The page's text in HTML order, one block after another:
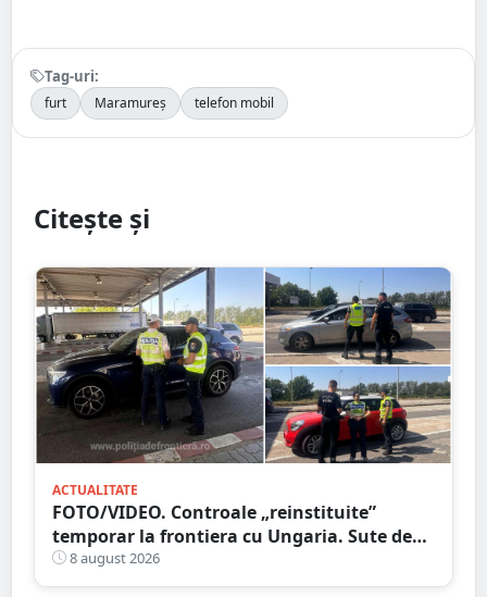
Tag-uri:
furt Maramureș telefon mobil
Citește și
ACTUALITATE
FOTO/VIDEO. Controale „reinstituite”
temporar la frontiera cu Ungaria. Sute de
persoane și mașini, verificate în județul
Satu Mare
8 august 2026